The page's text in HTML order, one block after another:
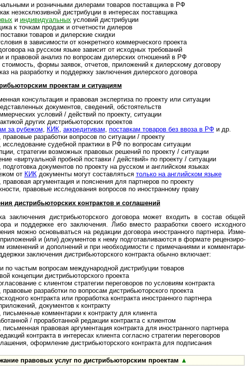
и розничными дилерами това­ров постав­щика в РФ
неэксклюзивной дистрибуции в инте­ре­сах пос­тав­щика
и индивидуальных усло­вий дист­ри­буции
к точкам продаж и отчет­ности диле­ров
товаров и дилер­ские скидки
в зависимости от конкретного ком­мер­чес­кого про­екта
на русском языке зави­сит от исход­ных тре­бо­ваний
и правовой анализ по воп­ро­сам дилер­ских отно­ше­ний в РФ
формы заявок, отчетов, при­ло­же­ний к дилер­скому дого­вору
на разработку и поддер­жку заклю­че­ния дилер­ского дого­вора
проектам и ситу­а­циям
консультация и правовая экс­пер­тиза по прое­кту или ситу­ации
документов, сведе­ний, обстоя­тельств
условий / дейст­вий по про­екту, ситу­ации
других дист­рибь­ютор­ских проек­тов
за рубежом, КИК, аккре­ди­ти­вам, пос­тав­кам това­ров без ввоза в РФи др.
разработки вопросов по ситу­а­ции / про­екту
исследование судебной прак­тики в РФ по воп­ро­сам ситу­ации
стратегии возможных право­вых реше­ний по про­екту / ситу­ации
«виртуальной пробной поста­вки / дей­ст­вий» по прое­кту / ситу­ации
документов по проекту на рус­ском и анг­лий­ском языках
от КИКдоку­менты могут состав­ляться только на анг­лий­ском языке
аргументация и поясне­ния для парт­не­ров по про­екту
правовые исследования воп­ро­сов по ино­ст­ран­ному праву
дистрибьюторских конт­рак­тов и сог­ла­ше­ний
заключения дистрибью­тор­ского дого­вора мо­жет вхо­дить в сос­тав общей
и под­дер­жке его заклю­чения. Либо вместо раз­ра­ботки своего исход­ного
можно осно­вы­ваться на редак­ции дого­вора ино­ст­ран­ного парт­нера. Изме­
и (или) доку­мен­тов к нему под­готав­лива­ются в фор­мате рецен­зиро­
изме­не­ний и допол­не­ний и при необ­хо­ди­мости с при­ме­ча­ни­ями и ком­мен­та­ри­
заклю­че­ния дис­т­рибь­ю­тор­ско­го конт­ракта обычно вклю­чает:
по частым вопросам между­на­род­ной дист­ри­бу­ции това­ров
концепции дистрибью­тор­ского про­екта
с клиентом страте­гии пере­го­во­ров по усло­виям конт­ракта
разработки по воп­ро­сам дист­ри­бью­тор­ского про­екта
контракта или про­ра­бо­тка конт­ракта ино­ст­ран­ного парт­нера
документов к конт­ракту
комментарии к конт­ракту для кли­ента
/ проработанной редак­ции конт­ракта с кли­ентом
правовая аргумен­тация конт­ракта для ино­ст­ран­ного партнера
контракта в интере­сах кли­ента сог­ла­сно стра­те­гии пере­го­воров
оформление дистрибью­тор­ского конт­ракта для под­пи­сания
правовых услуг по дист­рибь­ю­тор­с­ким про­ектам ▲